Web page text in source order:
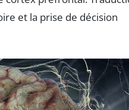
et la prise de décision